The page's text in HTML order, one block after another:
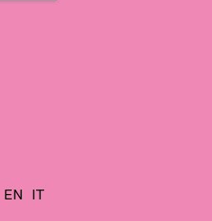
EN IT